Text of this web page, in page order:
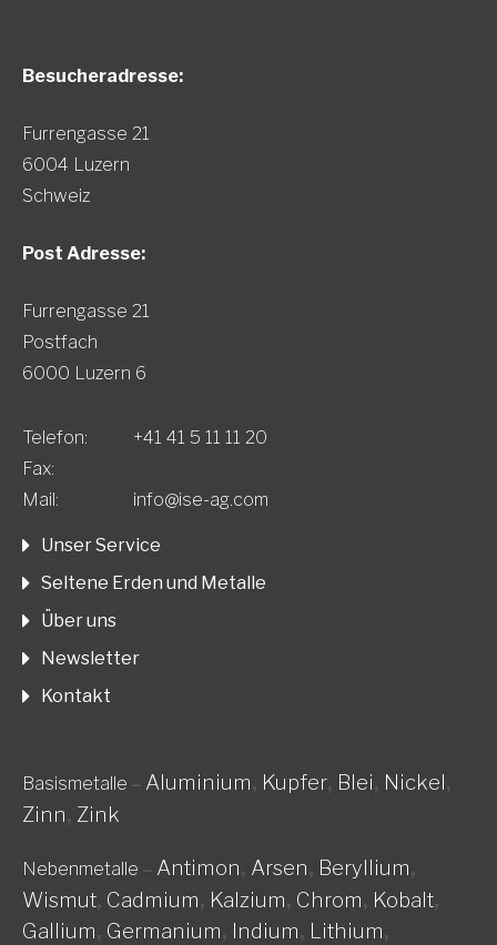
Besucheradresse:
Furrengasse 21
6004 Luzern
Schweiz
Post Adresse:
Furrengasse 21
Postfach
6000 Luzern 6
Telefon:
+41 41 5 11 11 20
Fax:
Mail:
info@ise-ag.com
Unser Service
Seltene Erden und Metalle
Über uns
Newsletter
Kontakt
Basismetalle – Aluminium, Kupfer, Blei, Nickel,
Zinn, Zink
Nebenmetalle – Antimon, Arsen, Beryllium,
Wismut, Cadmium, Kalzium, Chrom, Kobalt,
Gallium, Germanium, Indium, Lithium,